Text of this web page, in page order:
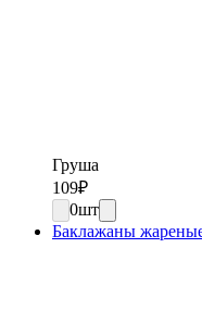
Груша
109₽
0шт
Баклажаны